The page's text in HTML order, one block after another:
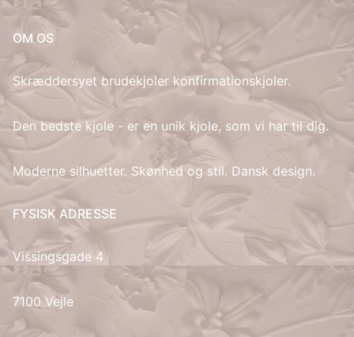
LV
NO
PT
OM OS
Skræddersyet brudekjoler konfirmationskjoler.
Den bedste kjole - er en unik kjole, som vi har til dig.
Moderne silhuetter. Skønhed og stil. Dansk design.
FYSISK ADRESSE
Vissingsgade 4
7100 Vejle